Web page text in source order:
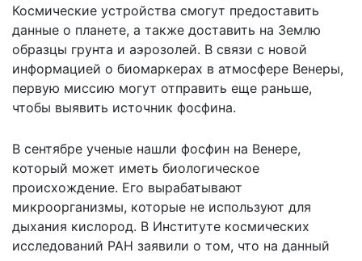
Космические устройства смогут предоставить
данные о планете, а также доставить на Землю
образцы грунта и аэрозолей. В связи с новой
информацией о биомаркерах в атмосфере Венеры,
первую миссию могут отправить еще раньше,
чтобы выявить источник фосфина.
В сентябре ученые нашли фосфин на Венере,
который может иметь биологическое
происхождение. Его вырабатывают
микроорганизмы, которые не используют для
дыхания кислород. В Институте космических
исследований РАН заявили о том, что на данный